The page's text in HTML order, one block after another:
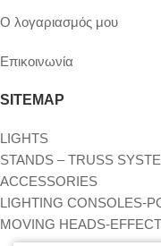
Ο λογαριασμός μου
Επικοινωνία
SITEMAP
LIGHTS
STANDS – TRUSS
ACCESSORIES
LIGHTING CONSOLES-
MOVING HEADS-